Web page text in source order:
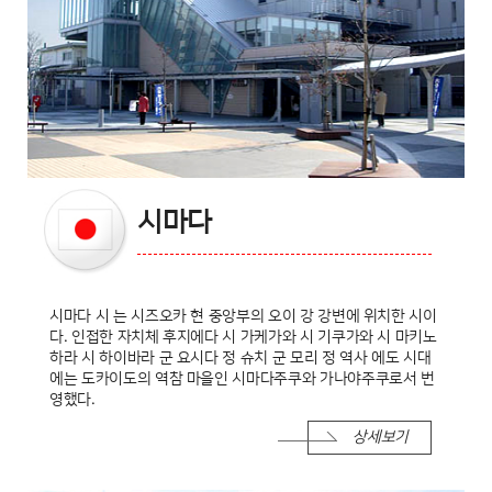
시마다
시마다 시 는 시즈오카 현 중앙부의 오이 강 강변에 위치한 시이
다. 인접한 자치체 후지에다 시 가케가와 시 기쿠가와 시 마키노
하라 시 하이바라 군 요시다 정 슈치 군 모리 정 역사 에도 시대
에는 도카이도의 역참 마을인 시마다주쿠와 가나야주쿠로서 번
영했다.
상세보기